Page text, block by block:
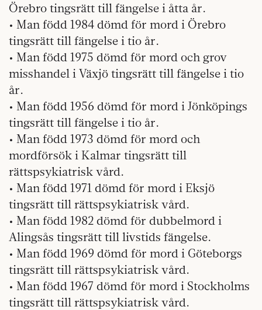
Örebro tingsrätt till fängelse i åtta år.
• Man född 1984 dömd för mord i Örebro
tingsrätt till fängelse i tio år.
• Man född 1975 dömd för mord och grov
misshandel i Växjö tingsrätt till fängelse i tio
år.
• Man född 1956 dömd för mord i Jönköpings
tingsrätt till fängelse i tio år.
• Man född 1973 dömd för mord och
mordförsök i Kalmar tingsrätt till
rättspsykiatrisk vård.
• Man född 1971 dömd för mord i Eksjö
tingsrätt till rättspsykiatrisk vård.
• Man född 1982 dömd för dubbelmord i
Alingsås tingsrätt till livstids fängelse.
• Man född 1969 dömd för mord i Göteborgs
tingsrätt till rättspsykiatrisk vård.
• Man född 1967 dömd för mord i Stockholms
tingsrätt till rättspsykiatrisk vård.